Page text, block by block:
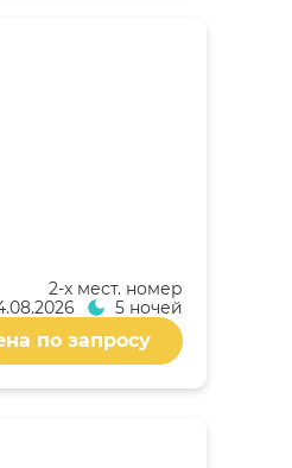
2-x мест. номер
5 ночей
по запросу